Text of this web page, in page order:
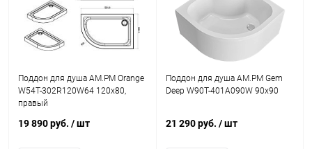
Поддон для душа AM.PM Orange
W54T-302R120W64 120x80,
правый
19 890 руб. / шт
Поддон для душа AM.PM Gem
Deep W90T-401A090W 90x90
21 290 руб. / шт